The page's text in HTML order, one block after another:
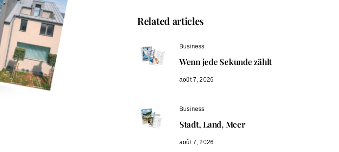
Related articles
Business
Wenn jede Sekunde zählt
août 7, 2026
Business
Stadt, Land, Meer
août 7, 2026